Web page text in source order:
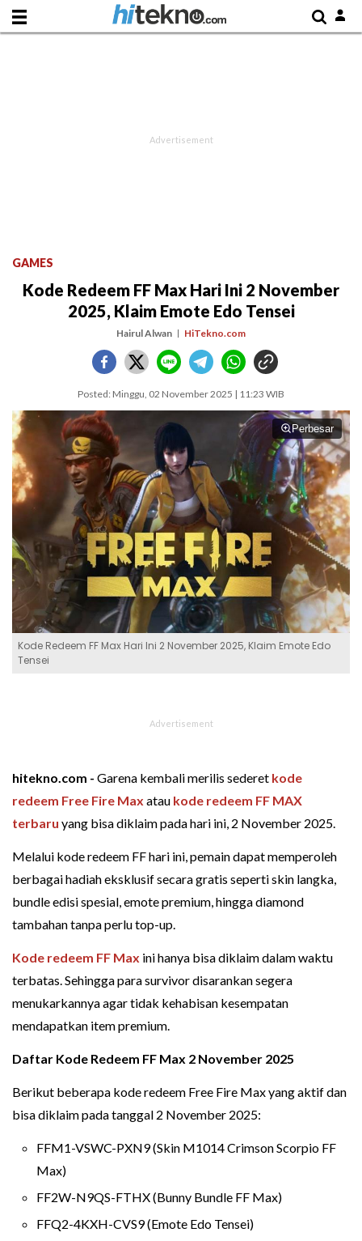
GAMES
Kode Redeem FF Max Hari Ini 2 November
2025, Klaim Emote Edo Tensei
Hairul Alwan HiTekno.com
Posted: Minggu, 02 November 2025 | 11:23 WIB
Perbesar
Kode Redeem FF Max Hari Ini 2 November 2025, Klaim Emote Edo
Tensei
hitekno.com - Garena kembali merilis sederet kode
redeem Free Fire Max atau kode redeem FF MAX
terbaru yang bisa diklaim pada hari ini, 2 November 2025.
Melalui kode redeem FF hari ini, pemain dapat memperoleh
berbagai hadiah eksklusif secara gratis seperti skin langka,
bundle edisi spesial, emote premium, hingga diamond
tambahan tanpa perlu top-up.
Kode redeem FF Max ini hanya bisa diklaim dalam waktu
terbatas. Sehingga para survivor disarankan segera
menukarkannya agar tidak kehabisan kesempatan
mendapatkan item premium.
Daftar Kode Redeem FF Max 2 November 2025
Berikut beberapa kode redeem Free Fire Max yang aktif dan
bisa diklaim pada tanggal 2 November 2025:
FFM1-VSWC-PXN9 (Skin M1014 Crimson Scorpio FF
Max)
FF2W-N9QS-FTHX (Bunny Bundle FF Max)
FFQ2-4KXH-CVS9 (Emote Edo Tensei)